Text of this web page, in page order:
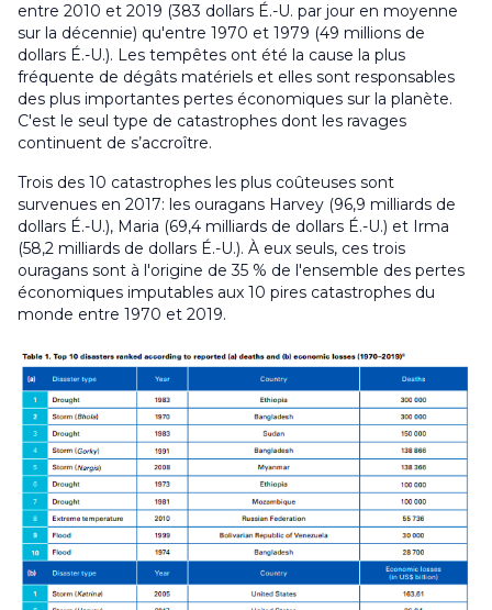
entre 2010 et 2019 (383 dollars É.-U. par jour en moyenne
sur la décennie) qu'entre 1970 et 1979 (49 millions de
dollars É.-U.). Les tempêtes ont été la cause la plus
fréquente de dégâts matériels et elles sont responsables
des plus importantes pertes économiques sur la planète.
C'est le seul type de catastrophes dont les ravages
continuent de s’accroître.
Trois des 10 catastrophes les plus coûteuses sont
survenues en 2017: les ouragans Harvey (96,9 milliards de
dollars É.-U.), Maria (69,4 milliards de dollars É.-U.) et Irma
(58,2 milliards de dollars É.-U.). À eux seuls, ces trois
ouragans sont à l'origine de 35 % de l'ensemble des pertes
économiques imputables aux 10 pires catastrophes du
monde entre 1970 et 2019.